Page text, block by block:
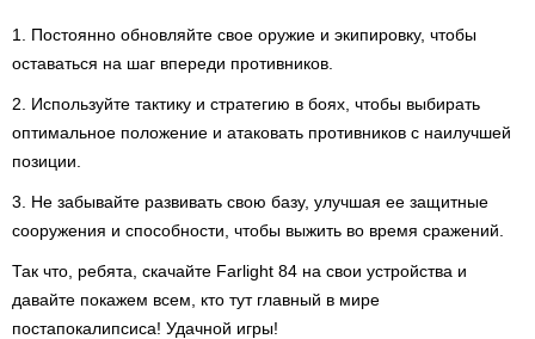
1. Постоянно обновляйте свое оружие и экипировку, чтобы
оставаться на шаг впереди противников.
2. Используйте тактику и стратегию в боях, чтобы выбирать
оптимальное положение и атаковать противников с наилучшей
позиции.
3. Не забывайте развивать свою базу, улучшая ее защитные
сооружения и способности, чтобы выжить во время сражений.
Так что, ребята, скачайте Farlight 84 на свои устройства и
давайте покажем всем, кто тут главный в мире
постапокалипсиса! Удачной игры!